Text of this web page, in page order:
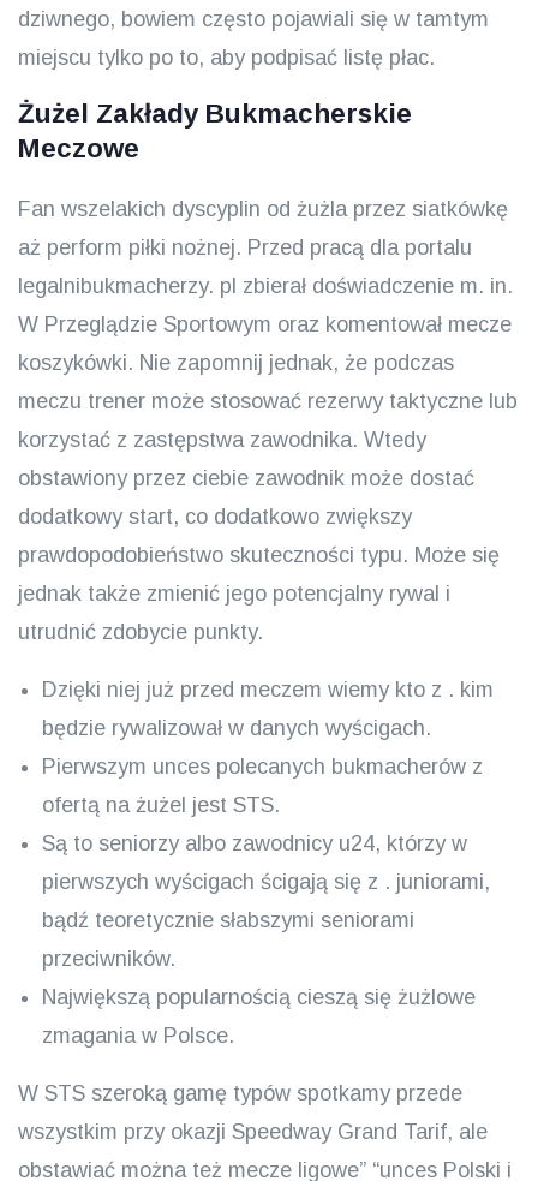
dziwnego, bowiem często pojawiali się w tamtym
miejscu tylko po to, aby podpisać listę płac.
Żużel Zakłady Bukmacherskie
Meczowe
Fan wszelakich dyscyplin od żużla przez siatkówkę
aż perform piłki nożnej. Przed pracą dla portalu
legalnibukmacherzy. pl zbierał doświadczenie m. in.
W Przeglądzie Sportowym oraz komentował mecze
koszykówki. Nie zapomnij jednak, że podczas
meczu trener może stosować rezerwy taktyczne lub
korzystać z zastępstwa zawodnika. Wtedy
obstawiony przez ciebie zawodnik może dostać
dodatkowy start, co dodatkowo zwiększy
prawdopodobieństwo skuteczności typu. Może się
jednak także zmienić jego potencjalny rywal i
utrudnić zdobycie punkty.
Dzięki niej już przed meczem wiemy kto z . kim
będzie rywalizował w danych wyścigach.
Pierwszym unces polecanych bukmacherów z
ofertą na żużel jest STS.
Są to seniorzy albo zawodnicy u24, którzy w
pierwszych wyścigach ścigają się z . juniorami,
bądź teoretycznie słabszymi seniorami
przeciwników.
Największą popularnością cieszą się żużlowe
zmagania w Polsce.
W STS szeroką gamę typów spotkamy przede
wszystkim przy okazji Speedway Grand Tarif, ale
obstawiać można też mecze ligowe” “unces Polski i